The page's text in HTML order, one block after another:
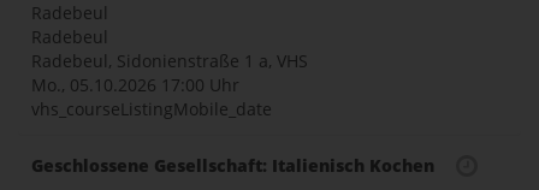
Radebeul
Radebeul
Radebeul, Sidonienstraße 1 a, VHS
Mo., 05.10.2026 17:00 Uhr
vhs_courseListingMobile_date
Geschlossene Gesellschaft: Italienisch Kochen